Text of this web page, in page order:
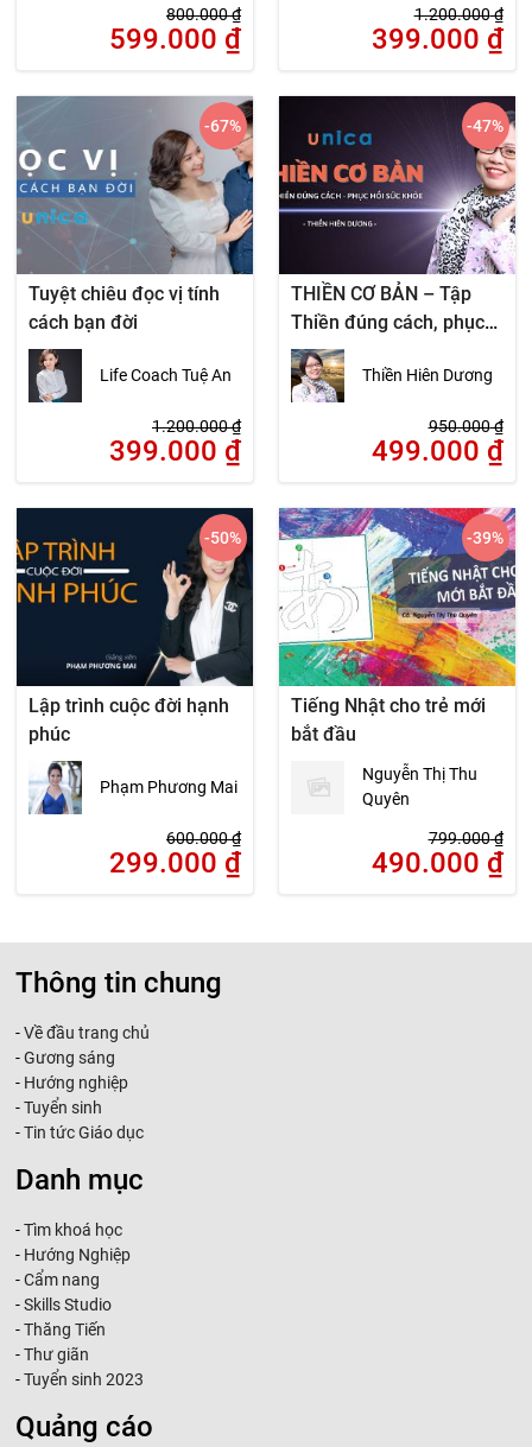
800.000₫
599.000 ₫
1.200.000₫
399.000 ₫
Tuyệt chiêu đọc vị tính
cách bạn đời
Life Coach Tuệ An
1.200.000₫
399.000 ₫
-67%
THIỀN CƠ BẢN – Tập
Thiền đúng cách, phục
hồi sức khỏe
Thiền Hiên Dương
950.000₫
499.000 ₫
-47%
Lập trình cuộc đời hạnh
phúc
Phạm Phương Mai
600.000₫
299.000 ₫
-50%
Tiếng Nhật cho trẻ mới
bắt đầu
Nguyễn Thị Thu
Quyên
799.000₫
490.000 ₫
-39%
Thông tin chung
-Về đầu trang chủ
-Gương sáng
- Hướng nghiệp
-Tuyển sinh
-Tin tức Giáo dục
Danh mục
-Tìm khoá học
- Hướng Nghiệp
-Cẩm nang
-Skills Studio
-Thăng Tiến
-Thư giãn
-Tuyển sinh 2023
Quảng cáo